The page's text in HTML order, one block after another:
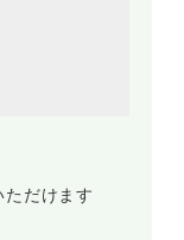
だけます